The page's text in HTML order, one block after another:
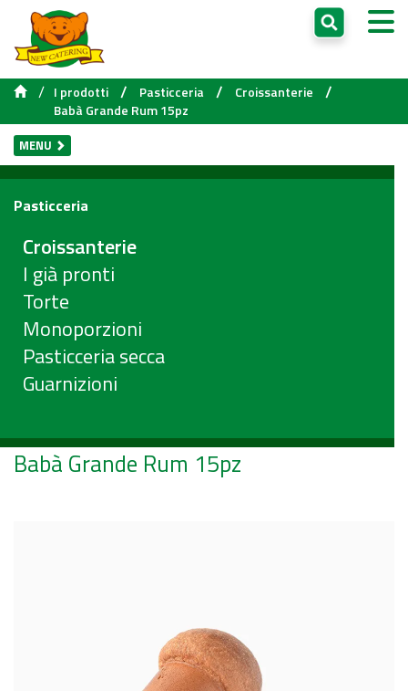
/ I prodotti / Pasticceria / Croissanterie /
Babà Grande Rum 15pz
MENU
Pasticceria
Croissanterie
I già pronti
Torte
Monoporzioni
Pasticceria secca
Guarnizioni
Babà Grande Rum 15pz